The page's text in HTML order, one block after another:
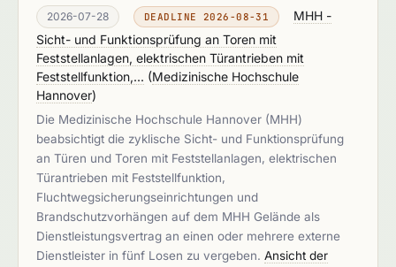
2026-07-28 DEADLINE 2026-08-31
MHH -
Sicht- und Funktionsprüfung an Toren mit
Feststellanlagen, elektrischen Türantrieben mit
Feststellfunktion,... (Medizinische Hochschule
Hannover)
Die Medizinische Hochschule Hannover (MHH)
beabsichtigt die zyklische Sicht- und Funktionsprüfung
an Türen und Toren mit Feststellanlagen, elektrischen
Türantrieben mit Feststellfunktion,
Fluchtwegsicherungseinrichtungen und
Brandschutzvorhängen auf dem MHH Gelände als
Dienstleistungsvertrag an einen oder mehrere externe
Dienstleister in fünf Losen zu vergeben. Ansicht der